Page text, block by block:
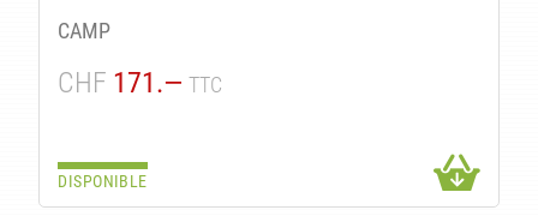
CAMP
CHF 171.— TTC
DISPONIBLE